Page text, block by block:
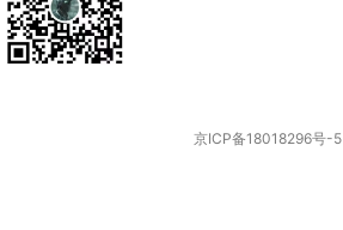
京ICP备18018296号-5